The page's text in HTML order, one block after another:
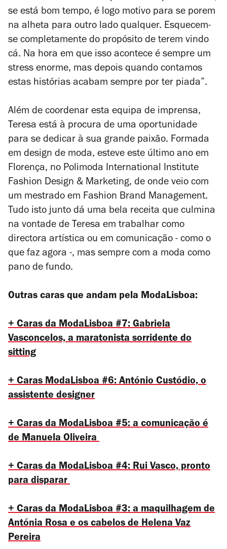
se está bom tempo, é logo motivo para se porem
na alheta para outro lado qualquer. Esquecem-
se completamente do propósito de terem vindo
cá. Na hora em que isso acontece é sempre um
stress enorme, mas depois quando contamos
estas histórias acabam sempre por ter piada”.
Além de coordenar esta equipa de imprensa,
Teresa está à procura de uma oportunidade
para se dedicar à sua grande paixão. Formada
em design de moda, esteve este último ano em
Florença, no Polimoda International Institute
Fashion Design & Marketing, de onde veio com
um mestrado em Fashion Brand Management.
Tudo isto junto dá uma bela receita que culmina
na vontade de Teresa em trabalhar como
directora artística ou em comunicação - como o
que faz agora -, mas sempre com a moda como
pano de fundo.
Outras caras que andam pela ModaLisboa:
+ Caras da ModaLisboa #7: Gabriela
Vasconcelos, a maratonista sorridente do
sitting
+ Caras ModaLisboa #6: António Custódio, o
assistente designer
+ Caras da ModaLisboa #5: a comunicação é
de Manuela Oliveira
+ Caras da ModaLisboa #4: Rui Vasco, pronto
para disparar
+ Caras da ModaLisboa #3: a maquilhagem de
Antónia Rosa e os cabelos de Helena Vaz
Pereira